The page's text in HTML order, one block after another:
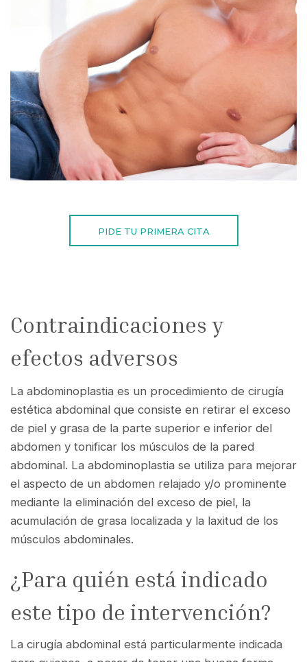
PIDE TU PRIMERA CITA
Contraindicaciones y
efectos adversos
La abdominoplastia es un procedimiento de cirugía
estética abdominal que consiste en retirar el exceso
de piel y grasa de la parte superior e inferior del
abdomen y tonificar los músculos de la pared
abdominal. La abdominoplastia se utiliza para mejorar
el aspecto de un abdomen relajado y/o prominente
mediante la eliminación del exceso de piel, la
acumulación de grasa localizada y la laxitud de los
músculos abdominales.
¿Para quién está indicado
este tipo de intervención?
La cirugía abdominal está particularmente indicada